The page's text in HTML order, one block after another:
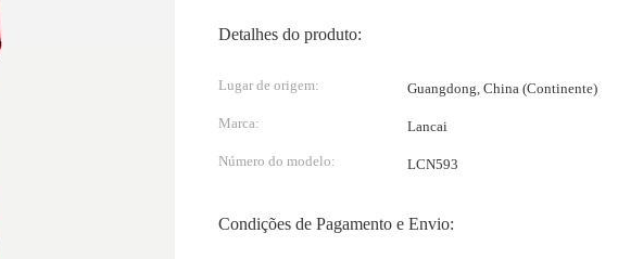
Detalhes do produto:
Lugar de origem: Guangdong, China (Continente)
Marca: Lancai
Número do modelo: LCN593
Condições de Pagamento e Envio: